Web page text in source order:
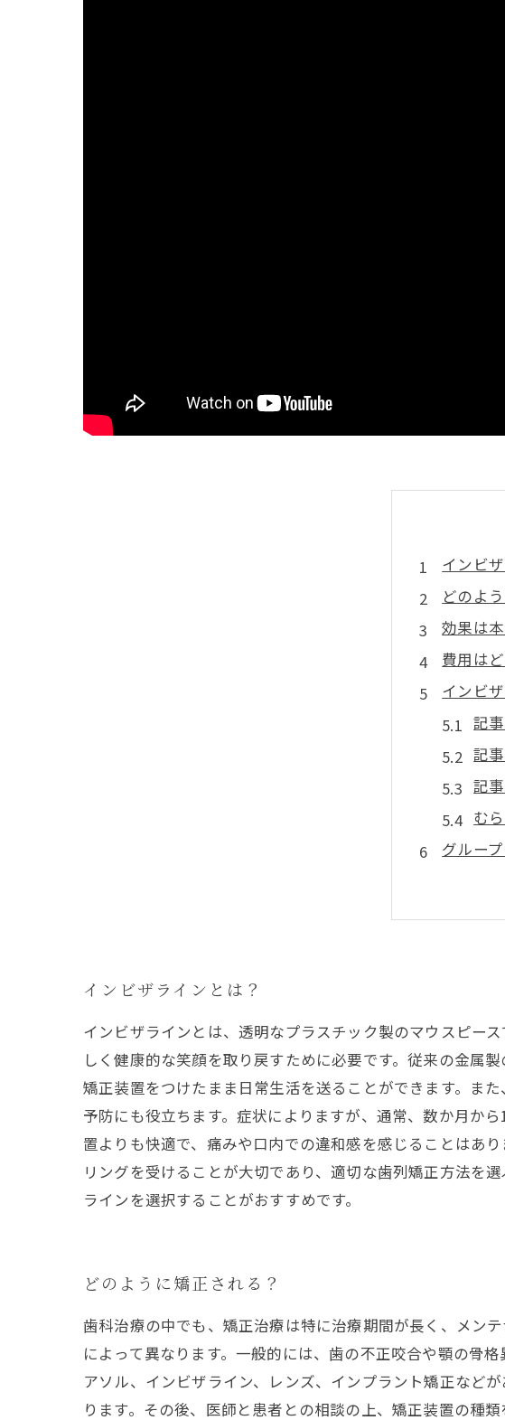
インビ
どのよ
効果は
費用は
インビ
記
記
記
む
グルー
インビザラインとは？
インビザラインとは、透明なプラスチック製のマウスピー
しく健康的な笑顔を取り戻すために必要です。従来の金属
矯正装置をつけたまま日常生活を送ることができます。ま
予防にも役立ちます。症状によりますが、通常、数か月か
置よりも快適で、痛みや口内での違和感を感じることはあ
リングを受けることが大切であり、適切な歯列矯正方法を
ラインを選択することがおすすめです。
どのように矯正される？
歯科治療の中でも、矯正治療は特に治療期間が長く、メン
によって異なります。一般的には、歯の不正咬合や顎の骨
アソル、インビザライン、レンズ、インプラント矯正など
ります。その後、医師と患者との相談の上、矯正装置の種